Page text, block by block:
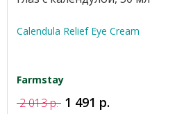
Calendula Relief Eye Cream
Farmstay
2 013 р. 1 491 р.